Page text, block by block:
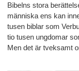
Bibelns stora
människa ens kan
tusen biblar som
tio tusen ungdomar
Men det är tveksamt